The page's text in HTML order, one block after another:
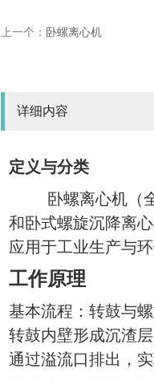
上一个： 卧螺离心机
详细内容
定义与分类
卧螺离心机（
和卧式螺旋沉降离
应用于工业生产与环
工作原理
基本流程：转鼓与
转鼓内壁形成沉渣
通过溢流口排出，实